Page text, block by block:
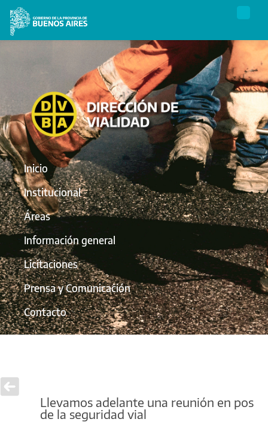
Inicio
Institucional
Áreas
Información general
Licitaciones
Prensa y Comunicación
Contacto
Llevamos adelante una reunión en pos
de la seguridad vial